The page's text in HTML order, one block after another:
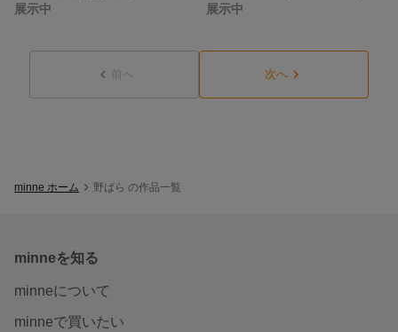
展示中
展示中
前へ 次へ
minne ホーム 野ばら の作品一覧
minneを知る
minneについて
minneで買いたい